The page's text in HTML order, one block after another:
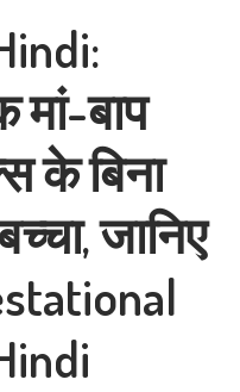
मां-बाप
के बिना
जानिए